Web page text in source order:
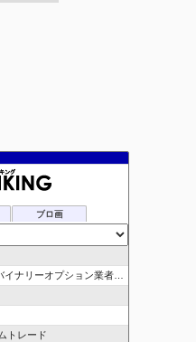
ブロ画
リーオプション業者比較.com
トレード